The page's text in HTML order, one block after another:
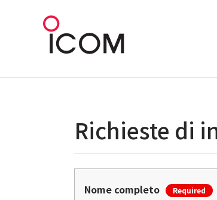
Richieste di
Nome completo Required